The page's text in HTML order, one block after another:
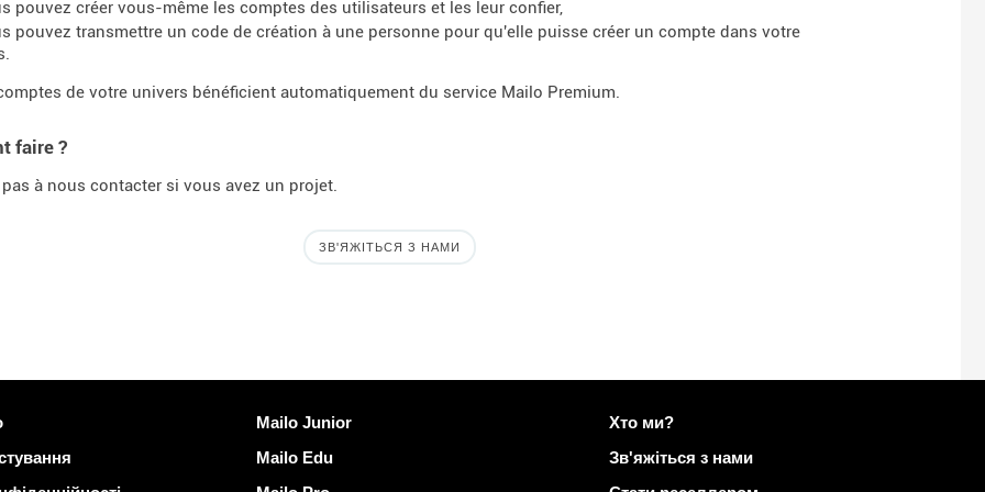
pouvez créer vous-même les comptes des utilisateurs et les leur confier,
pouvez transmettre un code de création à une personne pour qu'elle puisse créer un compte dans votre
de votre univers bénéficient automatiquement du service Mailo Premium.
faire ?
à nous contacter si vous avez un projet.
ЗВ'ЯЖІТЬСЯ З НАМИ
Виявити Mailo
Mailo Junior
Mailo Edu
Докладніше на Mailo
Хто ми?
Зв'яжіться з нами